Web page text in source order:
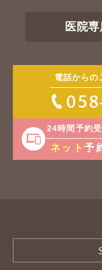
医院
電話からの
24時間予約
ネット予